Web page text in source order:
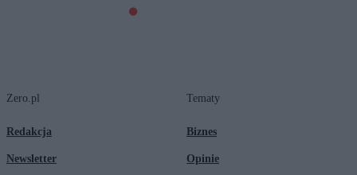
Zero.pl
Redakcja
Newsletter
Tematy
Biznes
Opinie